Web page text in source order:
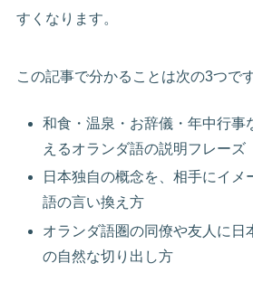
すくなります。
この記事で分かることは次の3つです
和食・温泉・お辞儀・年中行事
えるオランダ語の説明フレーズ
日本独自の概念を、相手にイメ
語の言い換え方
オランダ語圏の同僚や友人に日
の自然な切り出し方